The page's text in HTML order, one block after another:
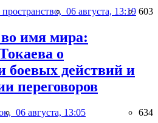
06 августа, 13:19 603
имя мира:
о
боевых действий и
переговоров
06 августа, 13:05 634